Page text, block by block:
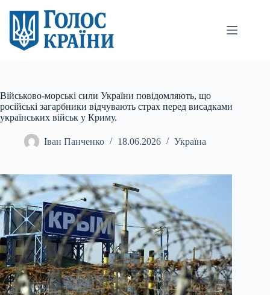
вмісту
Військово-морські сили України повідомляють, що
російські загарбники відчувають страх перед висадками
українських військ у Криму.
Іван Панченко 18.06.2026 Україна